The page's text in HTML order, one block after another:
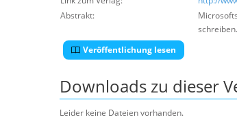
Abstrakt:
Veröffentlichung lesen
Downloads zu dieser
Leider keine Dateien vorhanden.